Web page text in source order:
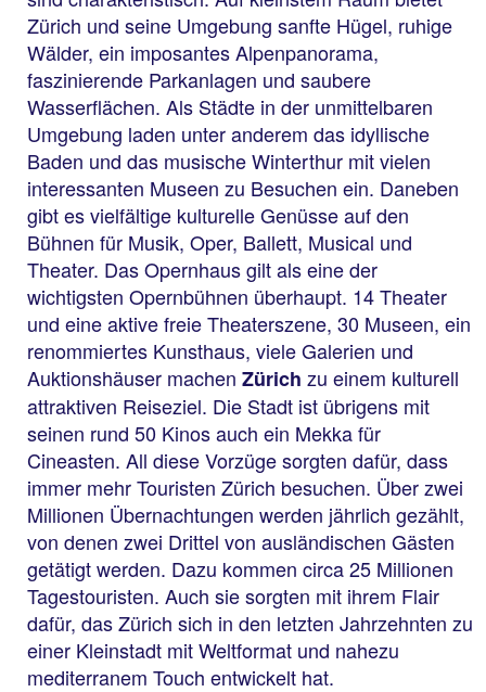
Zürich und seine Umgebung sanfte Hügel, ruhige
Wälder, ein imposantes Alpenpanorama,
faszinierende Parkanlagen und saubere
Wasserflächen. Als Städte in der unmittelbaren
Umgebung laden unter anderem das idyllische
Baden und das musische Winterthur mit vielen
interessanten Museen zu Besuchen ein. Daneben
gibt es vielfältige kulturelle Genüsse auf den
Bühnen für Musik, Oper, Ballett, Musical und
Theater. Das Opernhaus gilt als eine der
wichtigsten Opernbühnen überhaupt. 14 Theater
und eine aktive freie Theaterszene, 30 Museen, ein
renommiertes Kunsthaus, viele Galerien und
Auktionshäuser machen Zürich zu einem kulturell
attraktiven Reiseziel. Die Stadt ist übrigens mit
seinen rund 50 Kinos auch ein Mekka für
Cineasten. All diese Vorzüge sorgten dafür, dass
immer mehr Touristen Zürich besuchen. Über zwei
Millionen Übernachtungen werden jährlich gezählt,
von denen zwei Drittel von ausländischen Gästen
getätigt werden. Dazu kommen circa 25 Millionen
Tagestouristen. Auch sie sorgten mit ihrem Flair
dafür, das Zürich sich in den letzten Jahrzehnten zu
einer Kleinstadt mit Weltformat und nahezu
mediterranem Touch entwickelt hat.